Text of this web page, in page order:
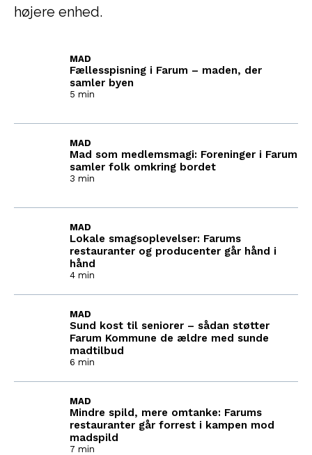
højere enhed.
Fællesspisning i Farum – maden, der
samler byen
MAD
5 min
Mad som medlemsmagi: Foreninger i Farum
samler folk omkring bordet
MAD
3 min
Lokale smagsoplevelser: Farums
restauranter og producenter går hånd i
hånd
MAD
4 min
Sund kost til seniorer – sådan støtter
Farum Kommune de ældre med sunde
madtilbud
MAD
6 min
Mindre spild, mere omtanke: Farums
restauranter går forrest i kampen mod
madspild
MAD
7 min